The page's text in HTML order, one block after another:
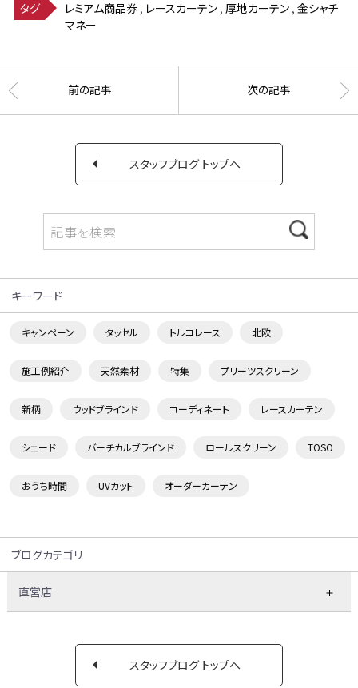
タグ レミアム商品券 , レースカーテン , 厚地カーテン ,金シャチ
マネー
前の記事 次の記事
スタッフブログ トップへ
キーワード
キャンペーン タッセル トルコレース 北欧
施工例紹介 天然素材 特集 プリーツスクリーン
新柄 ウッドブラインド コーディネート レースカーテン
シェード バーチカルブラインド ロールスクリーン TOSO
おうち時間 UVカット オーダーカーテン
ブログカテゴリ
直営店
スタッフブログ トップへ